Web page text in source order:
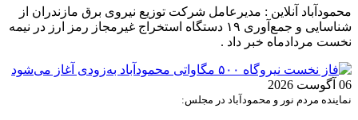
محمودآباد آنلاین : مدیرعامل شرکت توزیع نیروی برق مازندران از
شناسایی و جمع‌آوری ۱۹ دستگاه استخراج غیرمجاز رمز ارز در نیمه
نخست مردادماه خبر داد .
06 آگوست 2026
نماینده مردم نور و محمودآباد در مجلس: